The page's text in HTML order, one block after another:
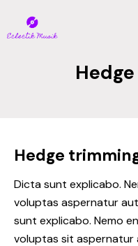
Hedge
Dicta sunt explicabo.
voluptas aspernatur
sunt explicabo. Nemo
voluptas sit aspernatur